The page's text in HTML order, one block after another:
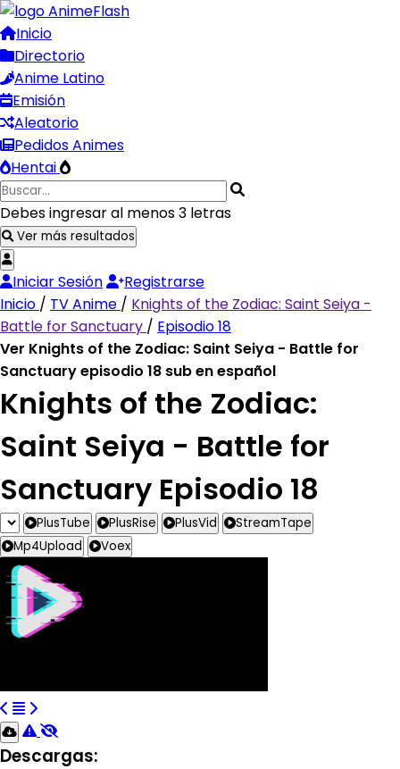
Inicio
Directorio
Anime Latino
Emisión
Aleatorio
Pedidos Animes
Hentai
Debes ingresar al menos 3 letras
Ver más resultados
Iniciar Sesión
Registrarse
Inicio / TV Anime / Knights of the Zodiac: Saint Seiya -
Battle for Sanctuary / Episodio 18
Ver Knights of the Zodiac: Saint Seiya - Battle for
Sanctuary episodio 18 sub en español
Knights of the Zodiac:
Saint Seiya - Battle for
Sanctuary Episodio 18
PlusTube PlusRise PlusVid
StreamTape
Mp4Upload
Voex
Descargas: